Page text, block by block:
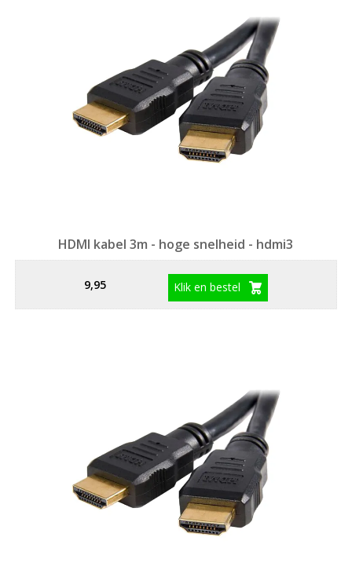
HDMI kabel 3m - hoge snelheid - hdmi3
9,95 Klik en bestel